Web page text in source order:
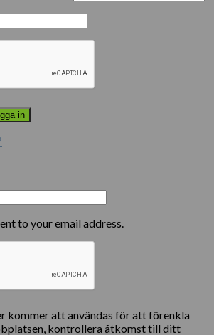
in
to your email address.
kommer att användas för att förenkla
kontrollera åtkomst till ditt